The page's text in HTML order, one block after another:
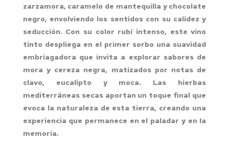
zarzamora, caramelo de mantequilla y chocolate
negro, envolviendo los sentidos con su calidez y
seducción. Con su color rubí intenso, este vino
tinto despliega en el primer sorbo una suavidad
embriagadora que invita a explorar sabores de
mora y cereza negra, matizados por notas de
clavo, eucalipto y moca. Las hierbas
mediterráneas secas aportan un toque final que
evoca la naturaleza de esta tierra, creando una
experiencia que permanece en el paladar y en la
memoria.